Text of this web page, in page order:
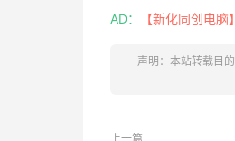
《山乡曲》获湖南
入选全国美展-湖
AD： 【新化同创电脑】
声明：本站转载目